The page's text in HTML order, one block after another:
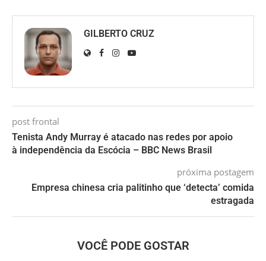
GILBERTO CRUZ
post frontal
Tenista Andy Murray é atacado nas redes por apoio
à independência da Escócia – BBC News Brasil
próxima postagem
Empresa chinesa cria palitinho que ‘detecta’ comida
estragada
VOCÊ PODE GOSTAR